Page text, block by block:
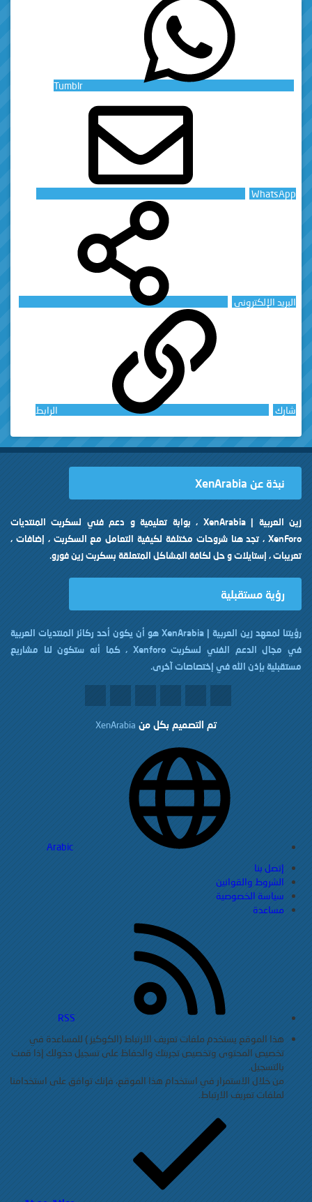
Tumblr
WhatsApp
البريد الإلكتروني
شارك الرابط
نبذة عن XenArabia
زين العربية | XenArabia ، بوابة تعليمية و دعم فني لسكربت المنتديات
XenForo ، تجد هنا شروحات مختلفة لكيفية التعامل مع السكربت ، إضافات ،
تعريبات ، إستايلات و حل لكافة المشاكل المتعلقة بسكربت زين فورو.
رؤية مستقبلية
رؤيتنا لمعهد زين العربية | XenArabia هو أن يكون أحد ركائز المنتديات العربية
في مجال الدعم الفني لسكربت Xenforo ، كما أنه ستكون لنا مشاريع
مستقبلية بإذن الله في إختصاصات آخرى.
تم التصميم بكل من XenArabia
إتصل بنا
الشروط والقوانين
سياسة الخصوصية
مساعدة
RSS
هذا الموقع يستخدم ملفات تعريف الارتباط (الكوكيز ) للمساعدة في
تخصيص المحتوى وتخصيص تجربتك والحفاظ على تسجيل دخولك إذا قمت
بالتسجيل.
من خلال الاستمرار في استخدام هذا الموقع، فإنك توافق على استخدامنا
لملفات تعريف الارتباط.